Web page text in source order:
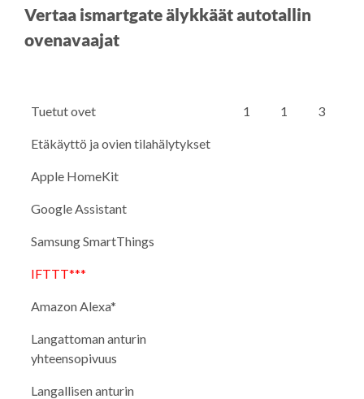
Vertaa ismartgate älykkäät autotallin
ovenavaajat
Tuetut ovet 1 1 3
Etäkäyttö ja ovien tilahälytykset
Apple HomeKit
Google Assistant
Samsung SmartThings
IFTTT***
Amazon Alexa*
Langattoman anturin
yhteensopivuus
Langallisen anturin